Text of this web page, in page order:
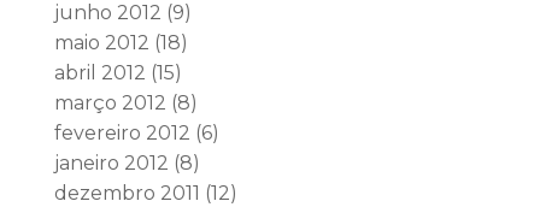
junho 2012 (9)
maio 2012 (18)
abril 2012 (15)
março 2012 (8)
fevereiro 2012 (6)
janeiro 2012 (8)
dezembro 2011 (12)